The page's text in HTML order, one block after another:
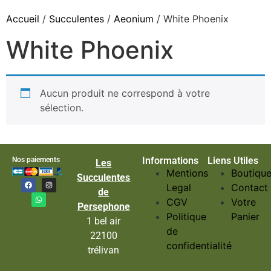
Accueil / Succulentes / Aeonium / White Phoenix
White Phoenix
Aucun produit ne correspond à votre
sélection.
Nos paiements
Les
Succulentes
de
Persephone
1 bel air
22100
trélivan
Informations
Mentions
Legal
CGV
Politique
de
confidentialité
Liens Utiles
Contact
Votre
Panier